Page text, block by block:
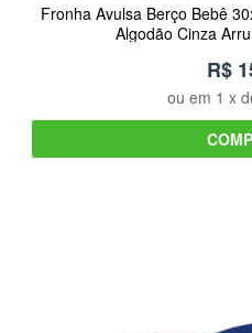
Fronha Avulsa Berço Bebê
Algodão Cinza
R$
ou em 1 x